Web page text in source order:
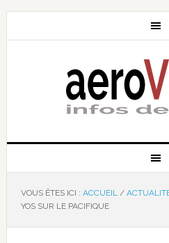
VOUS ÊTES ICI : ACCUEIL /
YOS SUR LE PACIFIQUE